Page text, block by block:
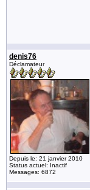
denis76
Déclamateur
Depuis le: 21 janvier 2010
Status actuel: Inactif
Messages: 6872